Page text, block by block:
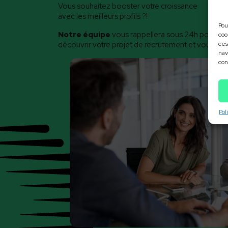
Vous souhaitez booster votre croissance
avec les meilleurs profils ?!
Notre équipe vous rappellera sous 24h pour
découvrir votre projet de recrutement et vous